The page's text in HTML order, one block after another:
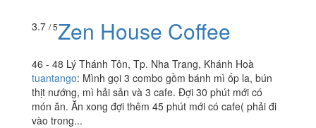
3.7 / 5Zen House Coffee
46 - 48 Lý Thánh Tôn, Tp. Nha Trang, Khánh Hoà
tuantango: Mình gọi 3 combo gồm bánh mì ốp la, bún
thịt nướng, mì hải sản và 3 cafe. Đợi 30 phút mới có
món ăn. Ăn xong đợi thêm 45 phút mới có cafe( phải đi
vào trong...